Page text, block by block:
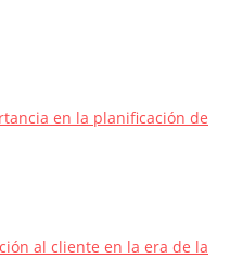
en la planificación de
al cliente en la era de la